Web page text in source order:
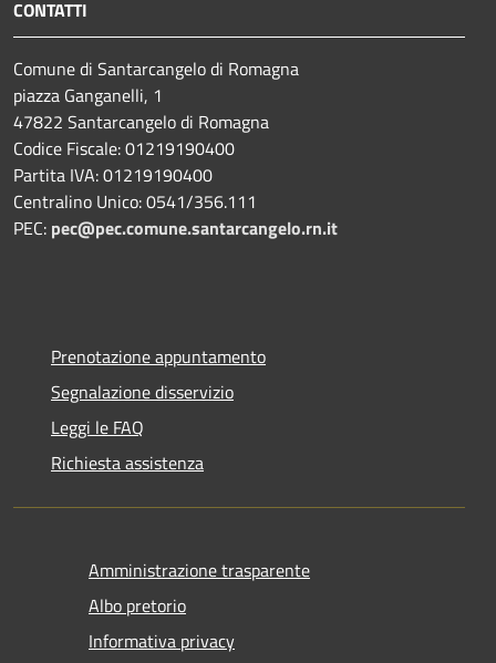
CONTATTI
Comune di Santarcangelo di Romagna
piazza Ganganelli, 1
47822 Santarcangelo di Romagna
Codice Fiscale: 01219190400
Partita IVA: 01219190400
Centralino Unico: 0541/356.111
PEC: pec@pec.comune.santarcangelo.rn.it
Prenotazione appuntamento
Segnalazione disservizio
Leggi le FAQ
Richiesta assistenza
Amministrazione trasparente
Albo pretorio
Informativa privacy